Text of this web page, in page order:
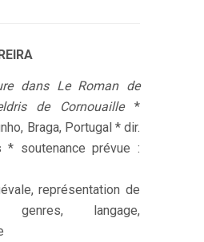
dans Le Roman de
de Cornouaille *
Braga, Portugal * dir.
* soutenance prévue :
représentation de
langage,